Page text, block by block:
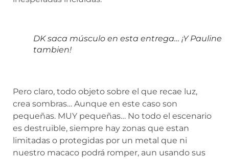
DK saca músculo en esta entrega… ¡Y Pauline
tambien!
Pero claro, todo objeto sobre el que recae luz,
crea sombras… Aunque en este caso son
pequeñas. MUY pequeñas… No todo el escenario
es destruible, siempre hay zonas que estan
limitadas o protegidas por un metal que ni
nuestro macaco podrá romper, aun usando sus